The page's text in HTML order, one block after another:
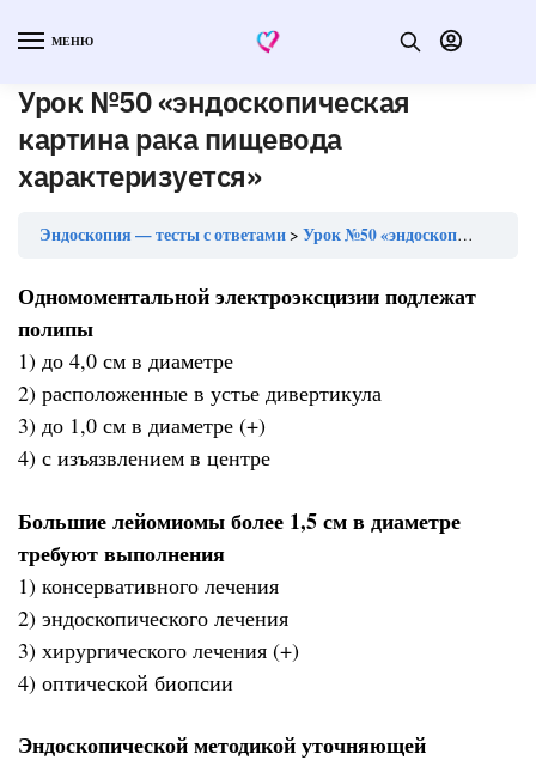
МЕНЮ
Урок №50 «эндоскопическая
картина рака пищевода
характеризуется»
Эндоскопия — тесты с ответами Урок №50 «эндоскопическая картина рака пищевода характеризуется»
Одномоментальной электроэксцизии подлежат
полипы
1) до 4,0 см в диаметре
2) расположенные в устье дивертикула
3) до 1,0 см в диаметре (+)
4) с изъязвлением в центре
Большие лейомиомы более 1,5 см в диаметре
требуют выполнения
1) консервативного лечения
2) эндоскопического лечения
3) хирургического лечения (+)
4) оптической биопсии
Эндоскопической методикой уточняющей